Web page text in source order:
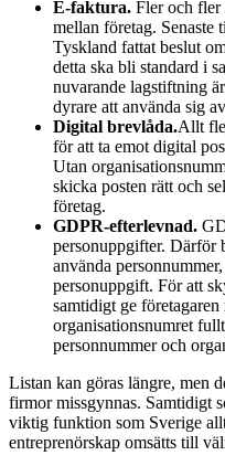
E-faktura. Fler och fler
mellan företag. Senaste
Tyskland fattat beslut
detta ska bli standard i
nuvarande lagstiftning
dyrare att använda sig
Digital brevlåda.Allt
för att ta emot digital
Utan
skicka posten rätt och
företag.
GDPR-efterlevnad.
personuppgifter. Därför
använda
personuppgift. För att
samtidigt ge
organisationsnumret
personnummer och
Listan kan göras längre, men
firmor missgynnas. Samtidigt
viktig funktion som Sverige
entreprenörskap omsätts till